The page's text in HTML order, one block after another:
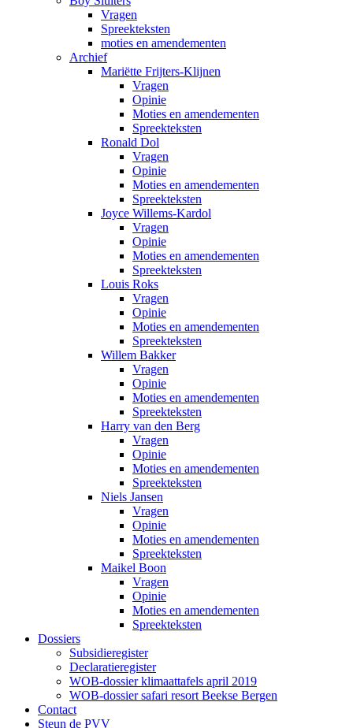
Vragen
Spreekteksten
moties en amendementen
Archief
Mariëtte Frijters-Klijnen
Vragen
Opinie
Moties en amendementen
Spreekteksten
Ronald Dol
Vragen
Opinie
Moties en amendementen
Spreekteksten
Joyce Willems-Kardol
Vragen
Opinie
Moties en amendementen
Spreekteksten
Louis Roks
Vragen
Opinie
Moties en amendementen
Spreekteksten
Willem Bakker
Vragen
Opinie
Moties en amendementen
Spreekteksten
Harry van den Berg
Vragen
Opinie
Moties en amendementen
Spreekteksten
Niels Jansen
Vragen
Opinie
Moties en amendementen
Spreekteksten
Maikel Boon
Vragen
Opinie
Moties en amendementen
Spreekteksten
Dossiers
Subsidieregister
Declaratieregister
WOB-dossier klimaattafels april 2019
WOB-dossier safari resort Beekse Bergen
Contact
Steun de PVV